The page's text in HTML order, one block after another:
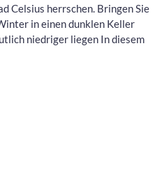
Celsius herrschen. Bringen Sie
in einen dunklen Keller
niedriger liegen In diesem